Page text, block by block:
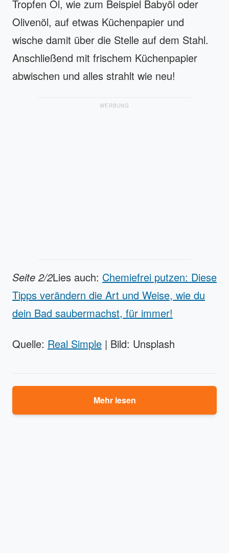
Tropfen Öl, wie zum Beispiel Babyöl oder
Olivenöl, auf etwas Küchenpapier und
wische damit über die Stelle auf dem Stahl.
Anschließend mit frischem Küchenpapier
abwischen und alles strahlt wie neu!
WERBUNG
Seite 2/2Lies auch: Chemiefrei putzen: Diese
Tipps verändern die Art und Weise, wie du
dein Bad saubermachst, für immer!
Quelle: Real Simple | Bild: Unsplash
Mehr lesen